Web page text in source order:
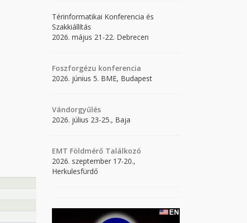
Térinformatikai Konferencia és
Szakkiállítás
2026. május 21-22. Debrecen
Foszforgézu konferencia
2026. június 5. BME, Budapest
Vándorgyűlés
2026. július 23-25., Baja
EMT Földmérő Találkozó
2026. szeptember 17-20.,
Herkulesfürdő